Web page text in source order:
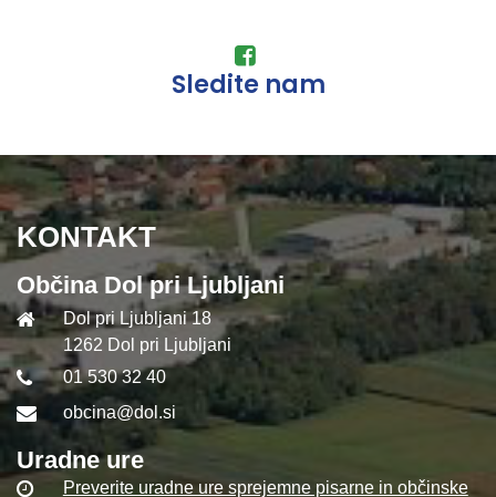
Sledite nam
KONTAKT
Občina Dol pri Ljubljani
Dol pri Ljubljani 18
1262 Dol pri Ljubljani
01 530 32 40
obcina@dol.si
Uradne ure
Preverite uradne ure sprejemne pisarne in občinske